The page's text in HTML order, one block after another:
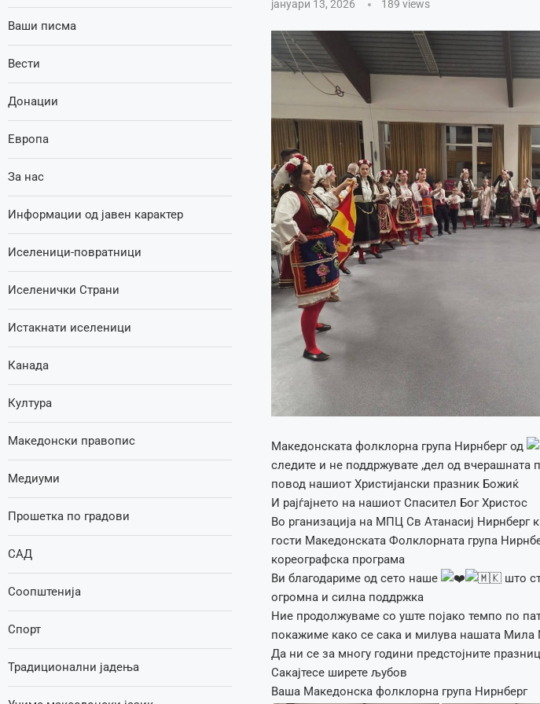
јануари 13, 2026 189 views
Македонската фолклорна група Нирнберг од
следите и не поддржувате ,дел од
повод нашиот Христијански празник Божиќ
И рајѓајнето на нашиот Спасител Бог Христос
Во рганизација на МПЦ Св Атанасиј Нирнберг
гости Македонската Фолклорната група
кореографска програма
Ви благодариме од сето наше
што
огромна и силна поддржка
Ние продолжуваме со уште појако темпо по
покажиме како се сака и милува нашата Мила
Да ни се за многу години предстојните
Сакајтесе ширете љубов
Ваша Македонска фолклорна група Нирнберг
Ваши писма
Вести
Донации
Европа
За нас
Информации од јавен карактер
Иселеници-повратници
Иселенички Страни
Истакнати иселеници
Канада
Култура
Македонски правопис
Медиуми
Прошетка по градови
САД
Соопштенија
Спорт
Традиционални јадења